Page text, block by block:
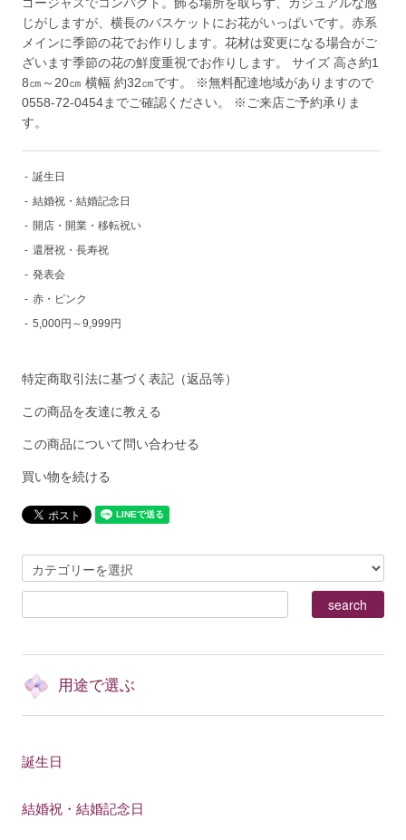
じがしますが、横長のバスケットにお花がいっぱいです。赤系
メインに季節の花でお作りします。花材は変更になる場合がご
ざいます季節の花の鮮度重視でお作りします。 サイズ 高さ約1
8㎝～20㎝ 横幅 約32㎝です。 ※無料配達地域がありますので
0558-72-0454までご確認ください。 ※ご来店ご予約承りま
す。
- 誕生日
- 結婚祝・結婚記念日
- 開店・開業・移転祝い
- 還暦祝・長寿祝
- 発表会
- 赤・ピンク
- 5,000円～9,999円
特定商取引法に基づく表記（返品等）
この商品を友達に教える
この商品について問い合わせる
買い物を続ける
用途で選ぶ
誕生日
結婚祝・結婚記念日